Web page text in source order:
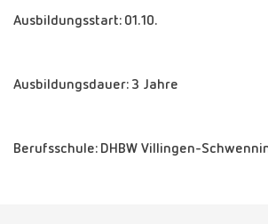
Ausbildungsstart: 01.10.
Ausbildungsdauer: 3 Jahre
Berufsschule: DHBW Villingen-